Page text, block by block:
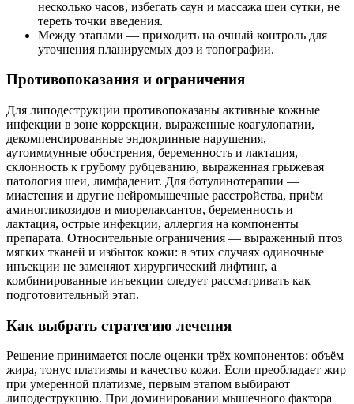
несколько часов, избегать саун и массажа шеи сутки, не
тереть точки введения.
Между этапами — приходить на очный контроль для
уточнения планируемых доз и топографии.
Противопоказания и ограничения
Для липодеструкции противопоказаны активные кожные
инфекции в зоне коррекции, выраженные коагулопатии,
декомпенсированные эндокринные нарушения,
аутоиммунные обострения, беременность и лактация,
склонность к грубому рубцеванию, выраженная грыжевая
патология шеи, лимфаденит. Для ботулинотерапии —
миастения и другие нейромышечные расстройства, приём
аминогликозидов и миорелаксантов, беременность и
лактация, острые инфекции, аллергия на компоненты
препарата. Относительные ограничения — выраженный птоз
мягких тканей и избыток кожи: в этих случаях одиночные
инъекции не заменяют хирургический лифтинг, а
комбинированные инъекции следует рассматривать как
подготовительный этап.
Как выбрать стратегию лечения
Решение принимается после оценки трёх компонентов: объём
жира, тонус платизмы и качество кожи. Если преобладает жир
при умеренной платизме, первым этапом выбирают
липодеструкцию. При доминировании мышечного фактора